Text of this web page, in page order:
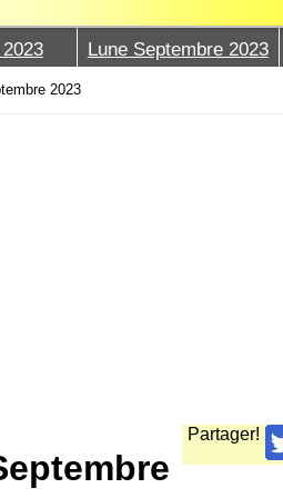
Lune Septembre 2023
2023
Partager!